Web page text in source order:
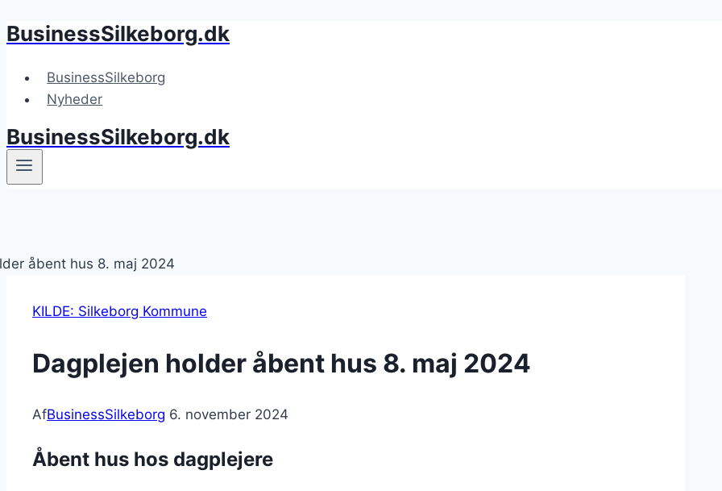
Fortsæt
indhold
BusinessSilkeborg.dk
BusinessSilkeborg
Nyheder
BusinessSilkeborg.dk
KILDE: Silkeborg Kommune
Dagplejen holder åbent hus 8. maj 2024
AfBusinessSilkeborg 6. november 2024
Åbent hus hos dagplejere